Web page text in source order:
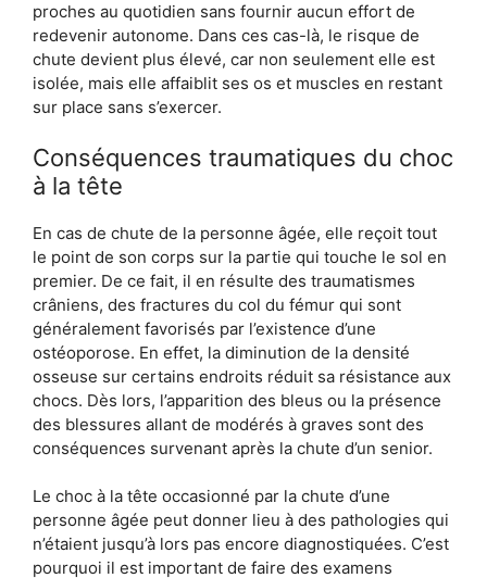
proches au quotidien sans fournir aucun effort de
redevenir autonome. Dans ces cas-là, le risque de
chute devient plus élevé, car non seulement elle est
isolée, mais elle affaiblit ses os et muscles en restant
sur place sans s’exercer.
Conséquences traumatiques du choc
à la tête
En cas de chute de la personne âgée, elle reçoit tout
le point de son corps sur la partie qui touche le sol en
premier. De ce fait, il en résulte des traumatismes
crâniens, des fractures du col du fémur qui sont
généralement favorisés par l’existence d’une
ostéoporose. En effet, la diminution de la densité
osseuse sur certains endroits réduit sa résistance aux
chocs. Dès lors, l’apparition des bleus ou la présence
des blessures allant de modérés à graves sont des
conséquences survenant après la chute d’un senior.
Le choc à la tête occasionné par la chute d’une
personne âgée peut donner lieu à des pathologies qui
n’étaient jusqu’à lors pas encore diagnostiquées. C’est
pourquoi il est important de faire des examens